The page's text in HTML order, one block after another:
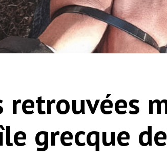
retrouvées
grecque